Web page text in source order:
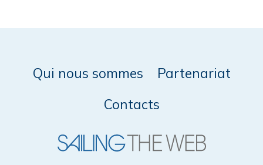
Qui nous sommes
Partenariat
Contacts